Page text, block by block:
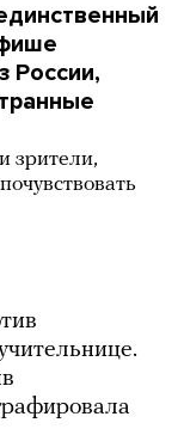
России,
зрители,